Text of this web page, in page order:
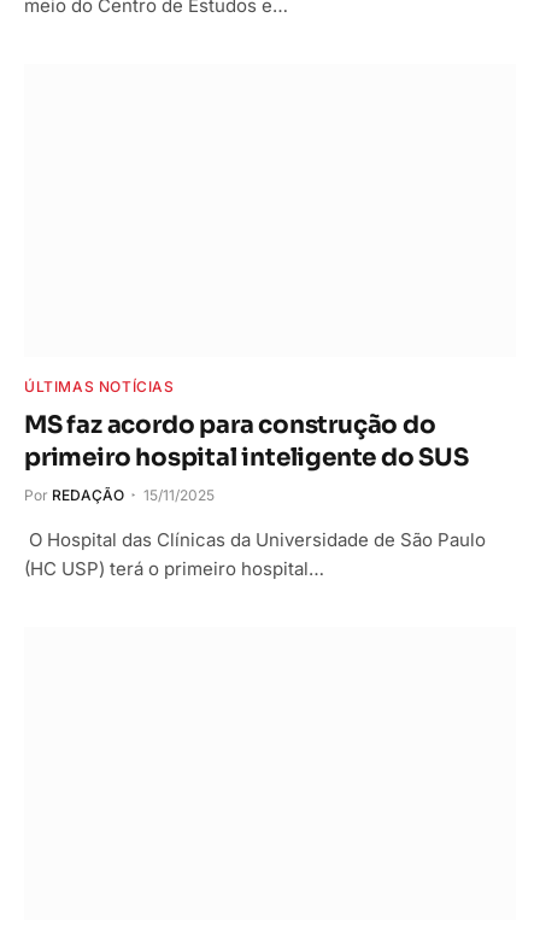
meio do Centro de Estudos e…
ÚLTIMAS NOTÍCIAS
MS faz acordo para construção do
primeiro hospital inteligente do SUS
Por REDAÇÃO 15/11/2025
O Hospital das Clínicas da Universidade de São Paulo
(HC USP) terá o primeiro hospital…